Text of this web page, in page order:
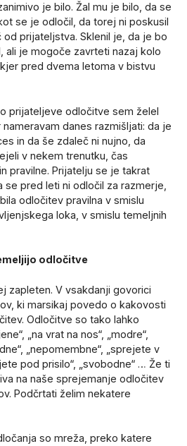
je bilo. Žal mu je bilo, da se
se je odločil, da torej ni poskusil
prijateljstva. Sklenil je, da je bo
ali je mogoče zavrteti nazaj kolo
pred dvema letoma v bistvu
prijateljeve odločitve sem želel
danes razmišljati: da je
in da še zdaleč ni nujno, da
v nekem trenutku, čas
pravilne. Prijatelju se je takrat
se pred leti ni odločil za razmerje,
odločitev pravilna v smislu
loka, v smislu temeljnih
odločitve
zapleten. V vsakdanji govorici
ki marsikaj povedo o kakovosti
Odločitve so tako lahko
„na vrat na nos“, „modre“,
„nepomembne“, „sprejete v
pod prisilo“, „svobodne“ … Že ti
na naše sprejemanje odločitev
Podčrtati želim nekatere
so mreža, preko katere